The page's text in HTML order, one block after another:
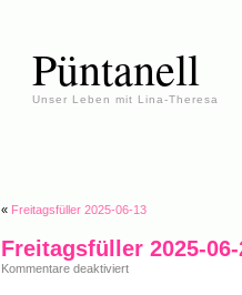
Püntanell
Unser Leben mit Lina-Theresa
« Freitagsfüller 2025-06-13
Freitagsfüller 2025-06-
Kommentare deaktiviertfür